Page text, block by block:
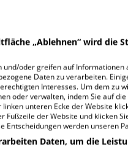
sind leider noch keine
Janker Klinik
„Ablehnen“ wird
oder greifen auf
Daten zu verarbeiten.
Interesses. Um dem zu
oder verwalten, indem Sie auf
unteren Ecke der Website
Fußzeile der Website und klicken
Entscheidungen werden unseren
Daten, um die